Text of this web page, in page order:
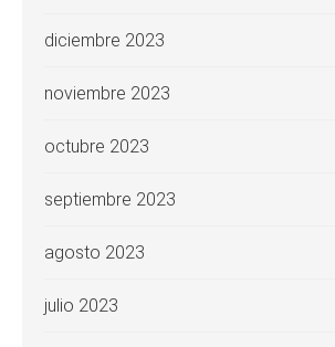
diciembre 2023
noviembre 2023
octubre 2023
septiembre 2023
agosto 2023
julio 2023